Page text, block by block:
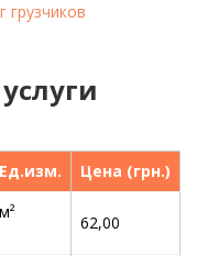
грузчиков
Ед.изм.
Цена (грн.)
м²
62,00